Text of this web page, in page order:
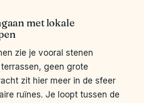
met lokale
zie je vooral stenen
geen grote
zit hier meer in de sfeer
ruïnes. Je loopt tussen de